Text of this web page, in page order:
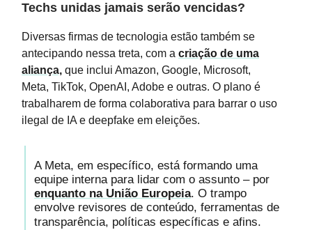
Techs unidas jamais serão vencidas?
Diversas firmas de tecnologia estão também se
antecipando nessa treta, com a criação de uma
aliança, que inclui Amazon, Google, Microsoft,
Meta, TikTok, OpenAI, Adobe e outras. O plano é
trabalharem de forma colaborativa para barrar o uso
ilegal de IA e deepfake em eleições.
A Meta, em específico, está formando uma
equipe interna para lidar com o assunto – por
enquanto na União Europeia. O trampo
envolve revisores de conteúdo, ferramentas de
transparência, políticas específicas e afins.